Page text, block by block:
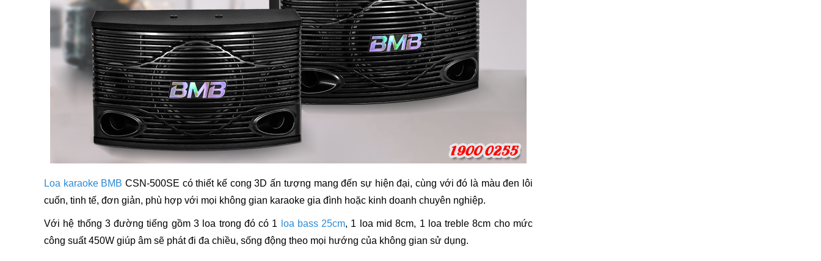
Loa karaoke BMB CSN-500SE có thiết kế cong 3D ấn tượng mang đến sự hiện đại, cùng với đó là màu đen lôi
cuốn, tinh tế, đơn giản, phù hợp với mọi không gian karaoke gia đình hoặc kinh doanh chuyên nghiệp.
Với hệ thống 3 đường tiếng gồm 3 loa trong đó có 1 loa bass 25cm, 1 loa mid 8cm, 1 loa treble 8cm cho mức
công suất 450W giúp âm sẽ phát đi đa chiều, sống động theo mọi hướng của không gian sử dụng.